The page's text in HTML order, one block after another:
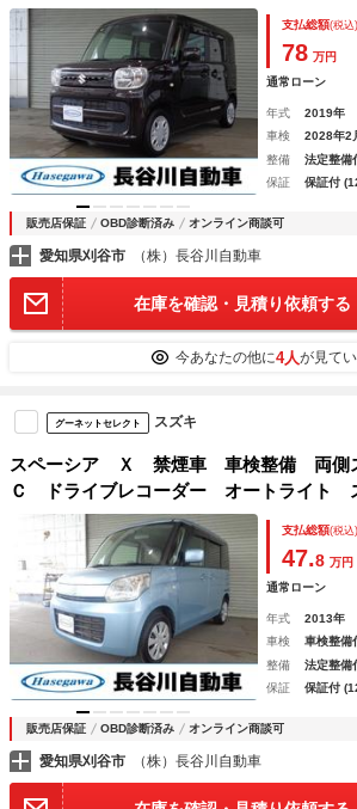
ル踏み間違い防止装置 スマートキー
レーンキープアシスト メモリーナビ
支払総額(税込)
78 万円
通常ローン
年式 2019年
車検
2028年2
整備
法定整備
保証
保証付
販売店保証 OBD診断済み オンライン商談可
愛知県刈谷市 （株）長谷川自動車
在庫を確認・見積り依頼する
今あなたの他に4人が見て
グーネットセレクト スズキ
スペーシア Ｘ 禁煙車 車検整備 両側
Ｃ ドライブレコーダー オートライト
シュスタート アイドリングストップ オ
リーナビ ＴＶ ＣＤ ミュージックサー
支払総額(税込)
47.8 万円
通常ローン
年式 2013年
車検
車検整備
整備
法定整備
保証
保証付
販売店保証 OBD診断済み オンライン商談可
愛知県刈谷市 （株）長谷川自動車